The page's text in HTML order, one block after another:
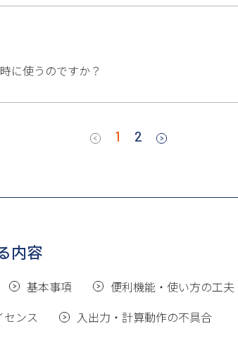
に使うのですか？
1 2
内容
基本事項 便利機能・使い方の工夫
センス 入出力・計算動作の不具合